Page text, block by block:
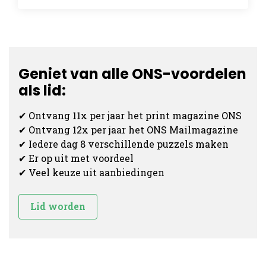
Geniet van alle ONS-voordelen
als lid:
✔ Ontvang 11x per jaar het print magazine ONS
✔ Ontvang 12x per jaar het ONS Mailmagazine
✔ Iedere dag 8 verschillende puzzels maken
✔ Er op uit met voordeel
✔ Veel keuze uit aanbiedingen
Lid worden